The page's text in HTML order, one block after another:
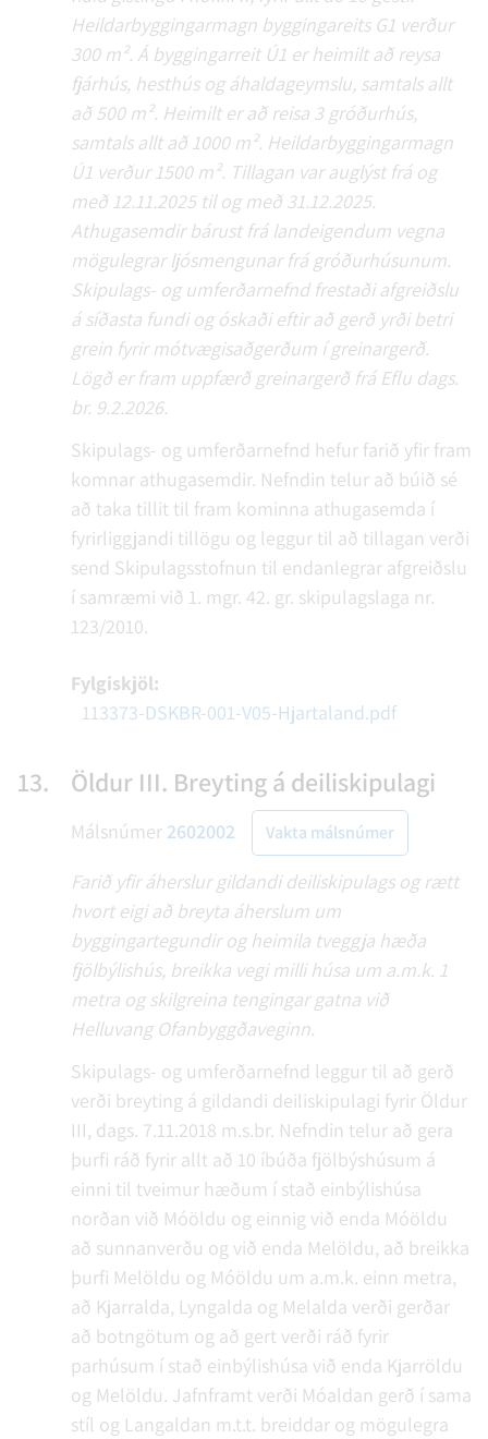
Heildarbyggingarmagn byggingareits G1 verður
300 m². Á byggingarreit Ú1 er heimilt að reysa
fjárhús, hesthús og áhaldageymslu, samtals allt
að 500 m². Heimilt er að reisa 3 gróðurhús,
samtals allt að 1000 m². Heildarbyggingarmagn
Ú1 verður 1500 m². Tillagan var auglýst frá og
með 12.11.2025 til og með 31.12.2025.
Athugasemdir bárust frá landeigendum vegna
mögulegrar ljósmengunar frá gróðurhúsunum.
Skipulags- og umferðarnefnd frestaði afgreiðslu
á síðasta fundi og óskaði eftir að gerð yrði betri
grein fyrir mótvægisaðgerðum í greinargerð.
Lögð er fram uppfærð greinargerð frá Eflu dags.
br. 9.2.2026.
Skipulags- og umferðarnefnd hefur farið yfir fram
komnar athugasemdir. Nefndin telur að búið sé
að taka tillit til fram kominna athugasemda í
fyrirliggjandi tillögu og leggur til að tillagan verði
send Skipulagsstofnun til endanlegrar afgreiðslu
í samræmi við 1. mgr. 42. gr. skipulagslaga nr.
123/2010.
Fylgiskjöl:
113373-DSKBR-001-V05-Hjartaland.pdf
13. Öldur III. Breyting á deiliskipulagi
Málsnúmer 2602002 Vakta málsnúmer
Farið yfir áherslur gildandi deiliskipulags og rætt
hvort eigi að breyta áherslum um
byggingartegundir og heimila tveggja hæða
fjölbýlishús, breikka vegi milli húsa um a.m.k. 1
metra og skilgreina tengingar gatna við
Helluvang Ofanbyggðaveginn.
Skipulags- og umferðarnefnd leggur til að gerð
verði breyting á gildandi deiliskipulagi fyrir Öldur
III, dags. 7.11.2018 m.s.br. Nefndin telur að gera
þurfi ráð fyrir allt að 10 íbúða fjölbýshúsum á
einni til tveimur hæðum í stað einbýlishúsa
norðan við Móöldu og einnig við enda Móöldu
að sunnanverðu og við enda Melöldu, að breikka
þurfi Melöldu og Móöldu um a.m.k. einn metra,
að Kjarralda, Lyngalda og Melalda verði gerðar
að botngötum og að gert verði ráð fyrir
parhúsum í stað einbýlishúsa við enda Kjarröldu
og Melöldu. Jafnframt verði Móaldan gerð í sama
stíl og Langaldan m.t.t. breiddar og mögulegra